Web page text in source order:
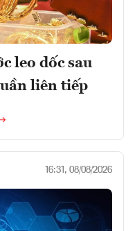
leo dốc sau
liên tiếp
16:31, 08/08/2026